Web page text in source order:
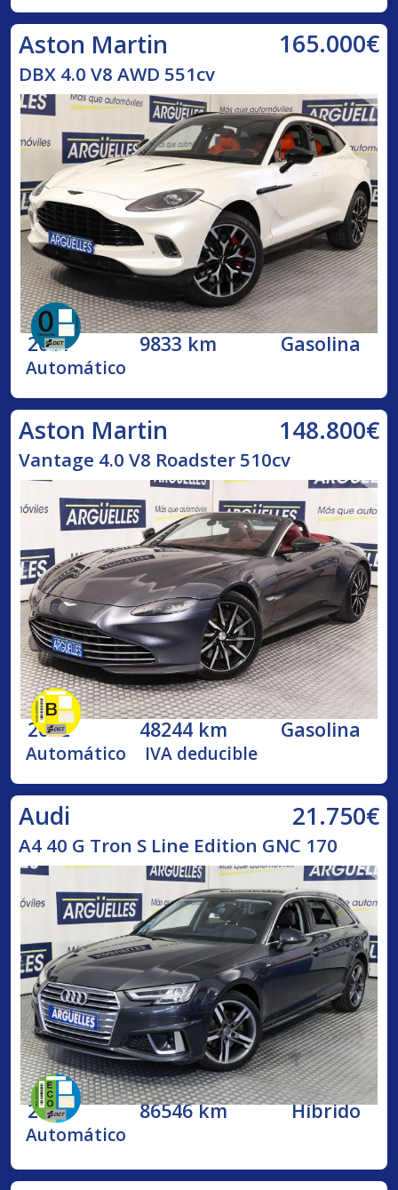
Aston Martin 165.000€
DBX 4.0 V8 AWD 551cv
2021 9833 km Gasolina
Automático
Aston Martin 148.800€
Vantage 4.0 V8 Roadster 510cv
2022 48244 km Gasolina
Automático IVA deducible
Audi 21.750€
A4 40 G Tron S Line Edition GNC 170
2020 86546 km Híbrido
Automático